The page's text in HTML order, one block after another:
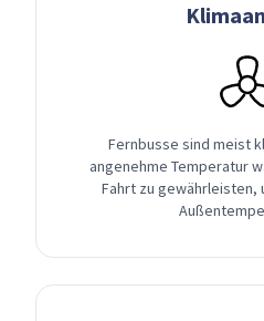
Fernbusse sind meist
angenehme Temperatur
Fahrt zu gewährleisten,